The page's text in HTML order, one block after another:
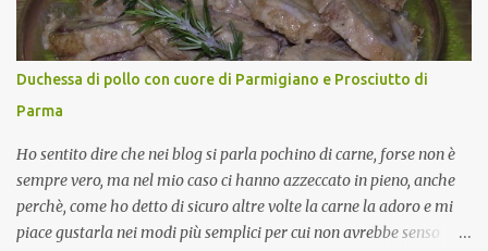
Gastronomico di piatti a base di peperone Roggianese" ideato da
Gina Santagata , presidente dell'associazione Mongolfiera, che ha
visto coinvolte tante associazioni attive sul territorio che hanno
voluto partecipare presentando un loro piatto a base di peperone.
Da giurata del concorso insieme agli chef Francesco Luci e ...
Duchessa di pollo con cuore di Parmigiano e Prosciutto di
Parma
Ho sentito dire che nei blog si parla pochino di carne, forse non è
sempre vero, ma nel mio caso ci hanno azzeccato in pieno, anche
perchè, come ho detto di sicuro altre volte la carne la adoro e mi
piace gustarla nei modi più semplici per cui non avrebbe senso